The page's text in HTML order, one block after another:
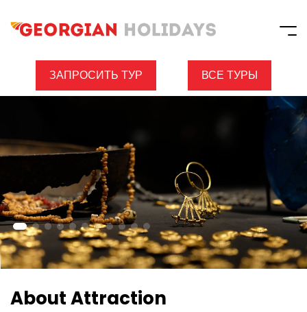
ЗАПРОСИТЬ ТУР ВСЕ ТУРЫ
About Attraction